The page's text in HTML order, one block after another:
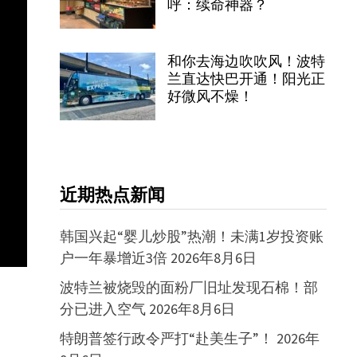
呼：续命神器？
和你去海边吹吹风！波特
兰直达快巴开通！阳光正
好微风不燥！
近期热点新闻
韩国兴起“婴儿炒股”热潮！未满1岁投资账
户一年暴增近3倍 2026年8月6日
波特兰被烧毁的面粉厂旧址发现石棉！部
分已进入空气 2026年8月6日
特朗普签行政令严打“赴美生子”！ 2026年